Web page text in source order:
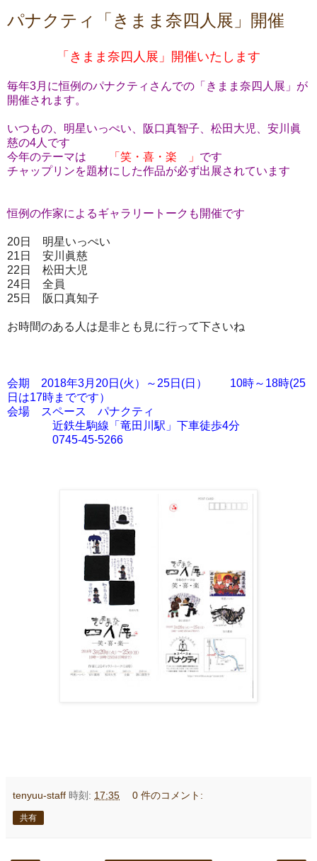
パナクティ「きまま奈四人展」開催
「きまま奈四人展」開催いたします
毎年3月に恒例のパナクティさんでの「きまま奈四人展」が
開催されます。
いつもの、明星いっぺい、阪口真智子、松田大児、安川眞
慈の4人です
今年のテーマは
「笑・喜・楽 」 です
チャップリンを題材にした作品が必ず出展されています
恒例の作家によるギャラリートークも開催です
20日 明星いっぺい
21日 安川眞慈
22日 松田大児
24日 全員
25日 阪口真知子
お時間のある人は是非とも見に行って下さいね
会期 2018年3月20日(火）～25日(日） 10時～18時(25
日は17時までです）
会場 スペース パナクティ
近鉄生駒線「竜田川駅」下車徒歩4分
0745-45-5266
tenyuu-staff 時刻: 17:35 0 件のコメント:
共有